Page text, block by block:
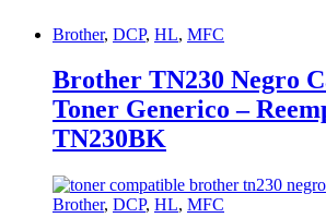
Brother, DCP, HL, MFC
Brother TN230 Negro
Toner Generico –
TN230BK
Brother, DCP, HL, MFC